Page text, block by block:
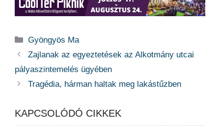
Kategória
Gyöngyös Ma
Zajlanak az egyeztetések az Alkotmány utcai
pályaszintemelés ügyében
Tragédia, hárman haltak meg lakástűzben
KAPCSOLÓDÓ CIKKEK